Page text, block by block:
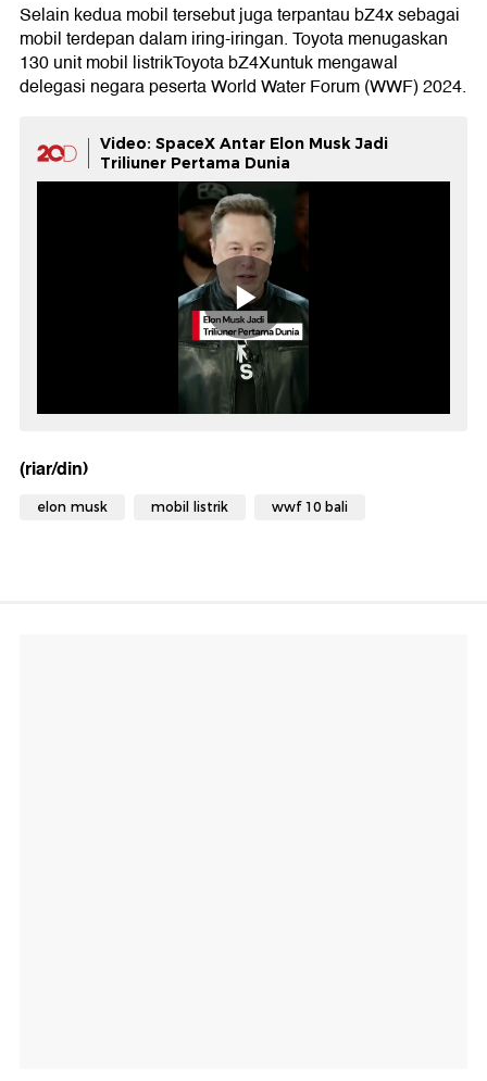
Selain kedua mobil tersebut juga terpantau bZ4x sebagai
mobil terdepan dalam iring-iringan. Toyota menugaskan
130 unit mobil listrikToyota bZ4Xuntuk mengawal
delegasi negara peserta World Water Forum (WWF) 2024.
Video: SpaceX Antar Elon Musk Jadi
Triliuner Pertama Dunia
(riar/din)
elon musk mobil listrik wwf 10 bali